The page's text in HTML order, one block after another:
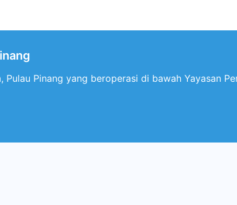
Pulau Pinang yang beroperasi di bawah Yayasan